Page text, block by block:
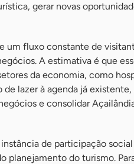
gerar novas
um fluxo constante de
A estimativa é que
da economia, como
de lazer à agenda já
e consolidar
de participação
planejamento do turismo.